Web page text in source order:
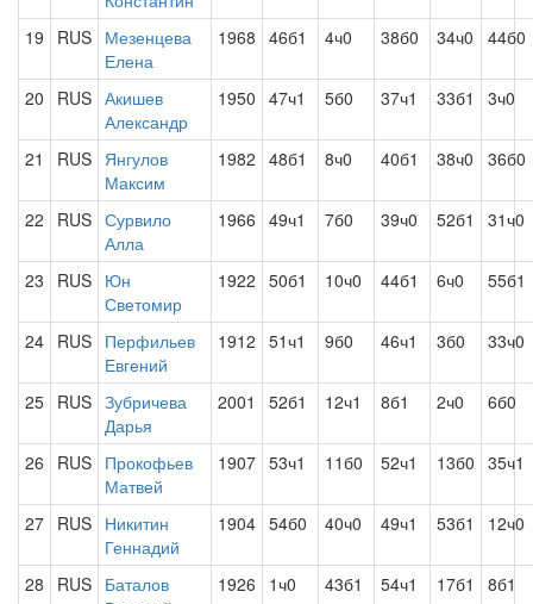
19 RUS Мезенцева
Елена
1968 46б1 4ч0 38б0 34ч0 44б0
20 RUS Акишев
Александр
1950 47ч1 5б0 37ч1 33б1 3ч0
21 RUS Янгулов
Максим
1982 48б1 8ч0 40б1 38ч0 36б0
22 RUS Сурвило
Алла
1966 49ч1 7б0 39ч0 52б1 31ч0
23 RUS Юн
Светомир
1922 50б1 10ч0 44б1 6ч0 55б1
24 RUS Перфильев
Евгений
1912 51ч1 9б0 46ч1 3б0 33ч0
25 RUS Зубричева
Дарья
2001 52б1 12ч1 8б1 2ч0 6б0
26 RUS Прокофьев
Матвей
1907 53ч1 11б0 52ч1 13б0 35ч1
27 RUS Никитин
Геннадий
1904 54б0 40ч0 49ч1 53б1 12ч0
28 RUS Баталов
1926 1ч0 43б1 54ч1 17б1 8б1